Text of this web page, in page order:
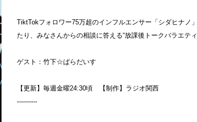
TiktTokフォロワー75万超のインフルエンサー「シダヒナノ
たり、みなさんからの相談に答える“放課後トークバラエティ
ゲスト：竹下☆ぱらだいす
【更新】毎週金曜24:30頃 【制作】ラジオ関西
----------